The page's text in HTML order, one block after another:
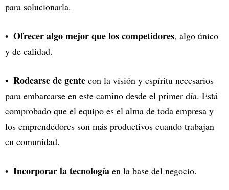
para solucionarla.
Ofrecer algo mejor que los competidores, algo único
y de calidad.
Rodearse de gente con la visión y espíritu necesarios
para embarcarse en este camino desde el primer día. Está
comprobado que el equipo es el alma de toda empresa y
los emprendedores son más productivos cuando trabajan
en comunidad.
Incorporar la tecnología en la base del negocio.